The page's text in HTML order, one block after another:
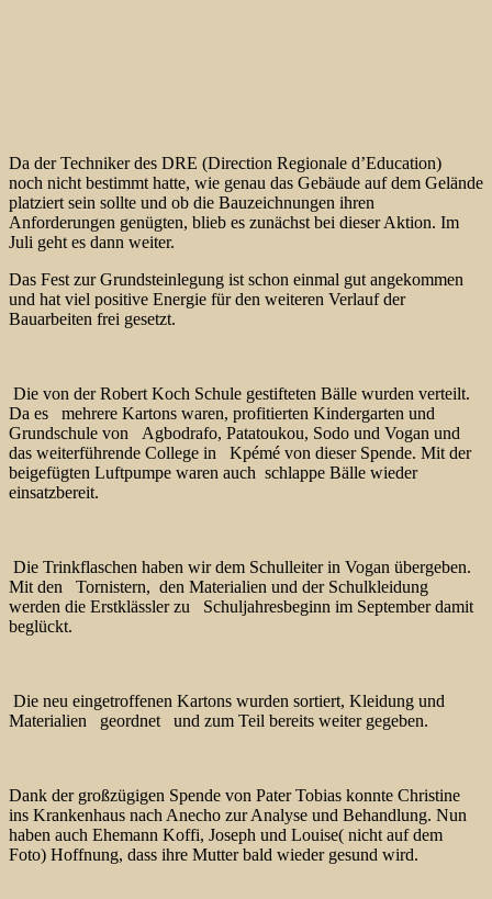
Da der Techniker des DRE (Direction Regionale d’Education)
noch nicht bestimmt hatte, wie genau das Gebäude auf dem Gelände
platziert sein sollte und ob die Bauzeichnungen ihren
Anforderungen genügten, blieb es zunächst bei dieser Aktion. Im
Juli geht es dann weiter.
Das Fest zur Grundsteinlegung ist schon einmal gut angekommen
und hat viel positive Energie für den weiteren Verlauf der
Bauarbeiten frei gesetzt.
Die von der Robert Koch Schule gestifteten Bälle wurden verteilt.
Da es mehrere Kartons waren, profitierten Kindergarten und
Grundschule von Agbodrafo, Patatoukou, Sodo und Vogan und
das weiterführende College in Kpémé von dieser Spende. Mit der
beigefügten Luftpumpe waren auch schlappe Bälle wieder
einsatzbereit.
Die Trinkflaschen haben wir dem Schulleiter in Vogan übergeben.
Mit den Tornistern, den Materialien und der Schulkleidung
werden die Erstklässler zu Schuljahresbeginn im September damit
beglückt.
Die neu eingetroffenen Kartons wurden sortiert, Kleidung und
Materialien geordnet und zum Teil bereits weiter gegeben.
Dank der großzügigen Spende von Pater Tobias konnte Christine
ins Krankenhaus nach Anecho zur Analyse und Behandlung. Nun
haben auch Ehemann Koffi, Joseph und Louise( nicht auf dem
Foto) Hoffnung, dass ihre Mutter bald wieder gesund wird.